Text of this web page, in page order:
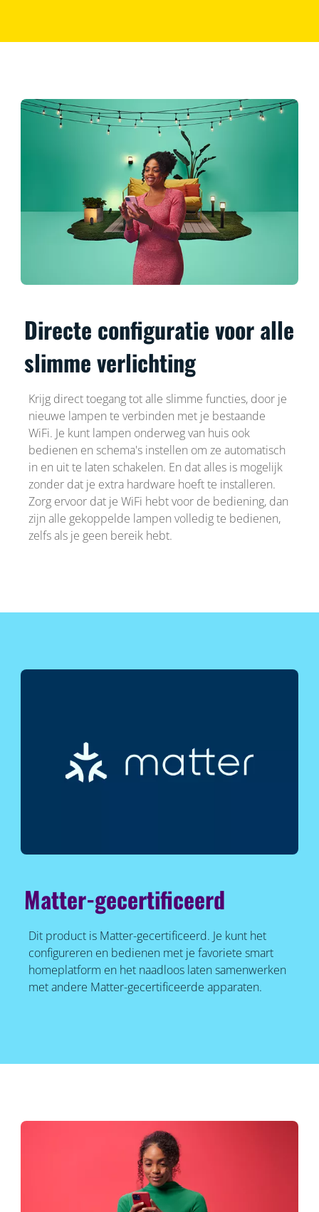
Directe configuratie voor alle
slimme verlichting
Krijg direct toegang tot alle slimme functies, door je
nieuwe lampen te verbinden met je bestaande
WiFi. Je kunt lampen onderweg van huis ook
bedienen en schema's instellen om ze automatisch
in en uit te laten schakelen. En dat alles is mogelijk
zonder dat je extra hardware hoeft te installeren.
Zorg ervoor dat je WiFi hebt voor de bediening, dan
zijn alle gekoppelde lampen volledig te bedienen,
zelfs als je geen bereik hebt.
Matter-gecertificeerd
Dit product is Matter-gecertificeerd. Je kunt het
configureren en bedienen met je favoriete smart
homeplatform en het naadloos laten samenwerken
met andere Matter-gecertificeerde apparaten.